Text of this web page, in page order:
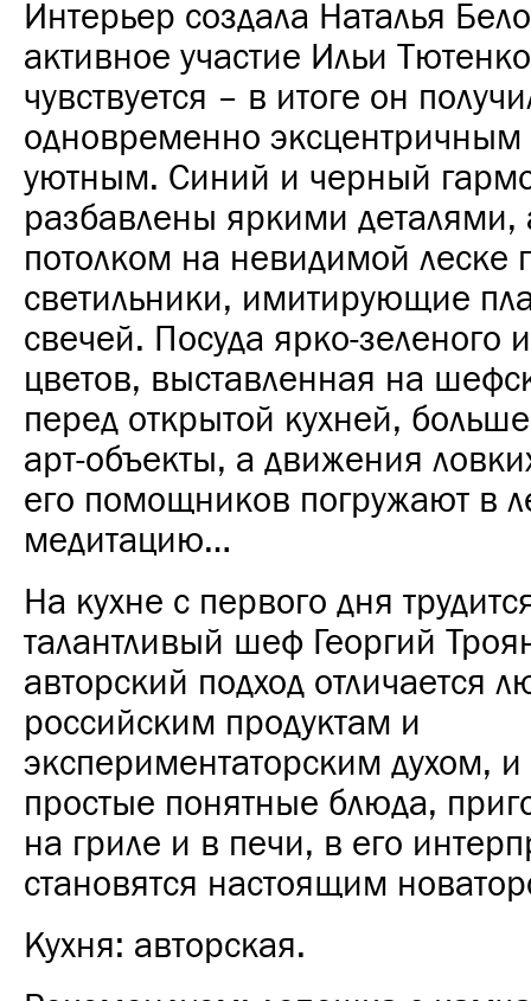
Интерьер создала Наталья
активное участие Ильи
чувствуется – в итоге он
одновременно эксцентричным
уютным. Синий и черный
разбавлены яркими деталями,
потолком на невидимой
светильники, имитирующие
свечей. Посуда ярко-зеленого
цветов, выставленная на
перед открытой кухней,
арт-объекты, а движения
его помощников погружают в
медитацию…
На кухне с первого дня
талантливый шеф Георгий
авторский подход отличается
российским продуктам и
экспериментаторским духом,
простые понятные блюда,
на гриле и в печи, в его
становятся настоящим
Кухня: авторская.